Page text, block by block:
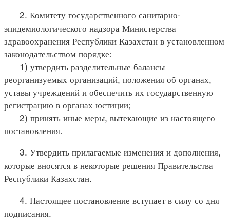
2. Комитету государственного санитарно-
эпидемиологического надзора Министерства
здравоохранения Республики Казахстан в установленном
законодательством порядке:
1) утвердить разделительные балансы
реорганизуемых организаций, положения об органах,
уставы учреждений и обеспечить их государственную
регистрацию в органах юстиции;
2) принять иные меры, вытекающие из настоящего
постановления.
3. Утвердить прилагаемые изменения и дополнения,
которые вносятся в некоторые решения Правительства
Республики Казахстан.
4. Настоящее постановление вступает в силу со дня
подписания.